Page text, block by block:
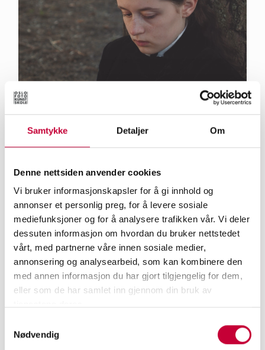
Samtykke Detaljer Om
Denne nettsiden anvender cookies
Vi bruker informasjonskapsler for å gi innhold og
annonser et personlig preg, for å levere sosiale
mediefunksjoner og for å analysere trafikken vår. Vi deler
dessuten informasjon om hvordan du bruker nettstedet
vårt, med partnerne våre innen sosiale medier,
annonsering og analysearbeid, som kan kombinere den
med annen informasjon du har gjort tilgjengelig for dem,
eller som de har samlet inn gjennom din bruk av
Nødvendig
KVELDEN?